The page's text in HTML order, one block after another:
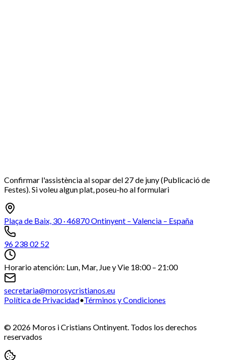
Confirmar l'assistència al sopar del 27 de juny (Publicació de
Festes). Si voleu algun plat, poseu-ho al formulari
Plaça de Baix, 30 · 46870 Ontinyent – Valencia – España
96 238 02 52
Horario atención: Lun, Mar, Jue y Vie 18:00 – 21:00
secretaria@morosycristianos.eu
Política de Privacidad•Términos y Condiciones
© 2026 Moros i Cristians Ontinyent. Todos los derechos
reservados